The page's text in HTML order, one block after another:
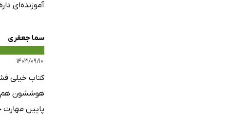
آموزنده‌ای
سما جعفری
۱۴۰۳/۰۹/۱۰
کتاب خیلی
هوششون هم
پایین مهارت